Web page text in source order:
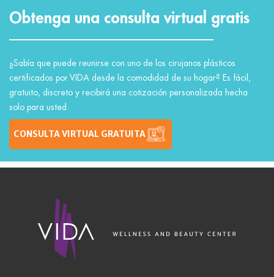
Obtenga una consulta virtual gratis
¿Sabía que puede reunirse con uno de los cirujanos plásticos
certificados por VIDA desde la comodidad de su hogar? Es fácil,
gratuito, discreto y recibirá una cotización personalizada hecha
solo para usted.
CONSULTA VIRTUAL GRATUITA